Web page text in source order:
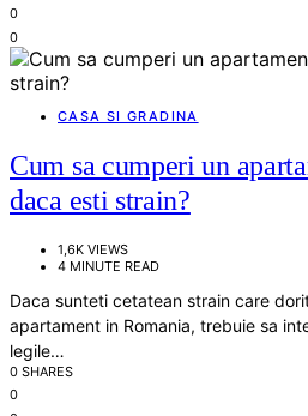
0
0
CASA SI GRADINA
Cum sa cumperi un
daca esti strain?
1,6K VIEWS
4 MINUTE READ
Daca sunteti cetatean strain care
apartament in Romania, trebuie sa
legile…
0 SHARES
0